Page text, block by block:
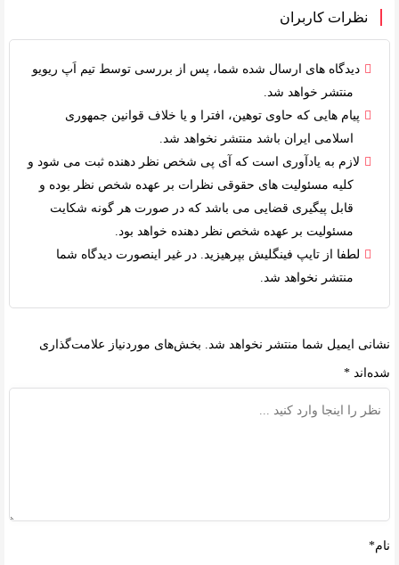
نظرات کاربران
دیدگاه های ارسال شده شما، پس از بررسی توسط تیم اَپ ریویو
منتشر خواهد شد.
پیام هایی که حاوی توهین، افترا و یا خلاف قوانین جمهوری
اسلامی ایران باشد منتشر نخواهد شد.
لازم به یادآوری است که آی پی شخص نظر دهنده ثبت می شود و
کلیه مسئولیت های حقوقی نظرات بر عهده شخص نظر بوده و
قابل پیگیری قضایی می باشد که در صورت هر گونه شکایت
مسئولیت بر عهده شخص نظر دهنده خواهد بود.
لطفا از تایپ فینگلیش بپرهیزید. در غیر اینصورت دیدگاه شما
منتشر نخواهد شد.
نشانی ایمیل شما منتشر نخواهد شد. بخش‌های موردنیاز علامت‌گذاری
شده‌اند *
نام*